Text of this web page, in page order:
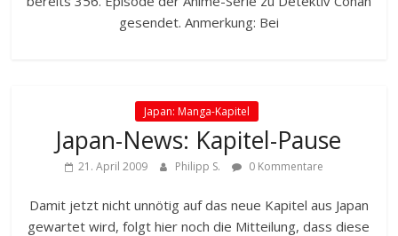
gesendet. Anmerkung: Bei
Japan: Manga-Kapitel
Japan-News: Kapitel-Pause
21. April 2009 Philipp S. 0 Kommentare
Damit jetzt nicht unnötig auf das neue Kapitel aus Japan
gewartet wird, folgt hier noch die Mitteilung, dass diese